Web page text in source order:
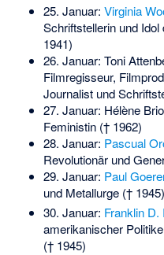
25. Januar: Virginia
Schriftstellerin und
1941)
26. Januar: Toni
Filmregisseur,
Journalist und
27. Januar: Hélène
Feministin († 1962)
28. Januar: Pascual
Revolutionär und
29. Januar: Paul
und Metallurge († 1945)
30. Januar: Franklin
amerikanischer
(† 1945)